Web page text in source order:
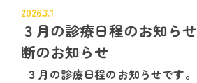
2026.3.1
３月の診療日程のお知ら
断のお知らせ
３月の診療日程のお知らせです